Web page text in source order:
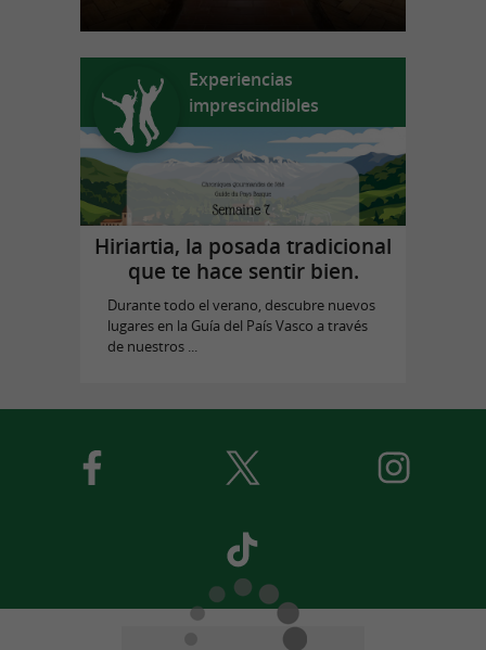
Experiencias
imprescindibles
Hiriartia, la posada tradicional
que te hace sentir bien.
Durante todo el verano, descubre nuevos
lugares en la Guía del País Vasco a través
de nuestros ...